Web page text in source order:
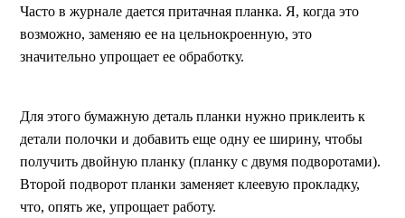
Часто в журнале дается притачная планка. Я, когда это
возможно, заменяю ее на цельнокроенную, это
значительно упрощает ее обработку.
Для этого бумажную деталь планки нужно приклеить к
детали полочки и добавить еще одну ее ширину, чтобы
получить двойную планку (планку с двумя подворотами).
Второй подворот планки заменяет клеевую прокладку,
что, опять же, упрощает работу.